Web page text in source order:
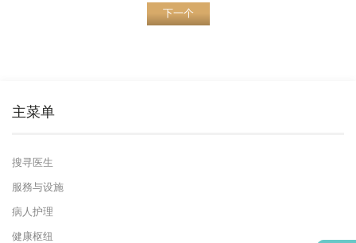
下一个
主菜单
搜寻医生
服務与设施
病人护理
健康枢纽